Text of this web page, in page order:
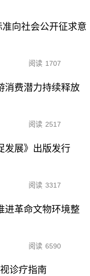
向社会公开征求意
阅读 1707
消费潜力持续释放
阅读 2517
发展》出版发行
阅读 3317
进革命文物环境整
阅读 6590
诊疗指南